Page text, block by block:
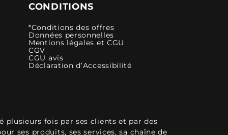
CONDITIONS
*Conditions des offres
Données personnelles
Mentions légales et CGU
CGV
CGU avis
Déclaration d’Accessibilité
plusieurs fois par ses clients et par des
ses produits, ses services, sa chaîne de